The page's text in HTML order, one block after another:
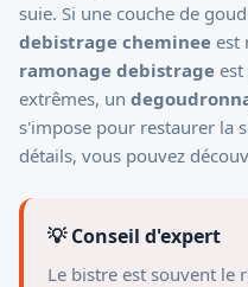
suie. Si une couche de
debistrage cheminee est
ramonage debistrage
extrêmes, un
s'impose pour restaurer la
détails, vous pouvez
💡 Conseil d'expert
Le bistre est souvent le